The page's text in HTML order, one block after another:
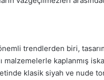
trendlerden biri,
kaplanmış
klasik siyah ve nude